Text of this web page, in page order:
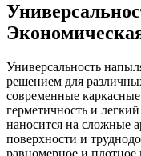
Универсальность
решением для
современные каркасные
герметичность и
наносится на сложные
поверхности и